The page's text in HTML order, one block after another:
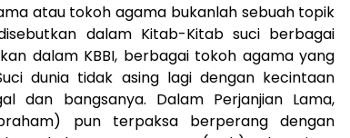
atau tokoh agama bukanlah sebuah topik
dalam Kitab-Kitab suci berbagai
dalam KBBI, berbagai tokoh agama yang
dunia tidak asing lagi dengan kecintaan
dan bangsanya. Dalam Perjanjian Lama,
pun terpaksa berperang dengan